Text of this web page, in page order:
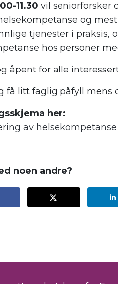
11.30 vil seniorforsker
og
tjenester i praksis,
hos personer
åpent for alle
få litt faglig påfyll mens
her:
av helsekompetanse
noen andre?